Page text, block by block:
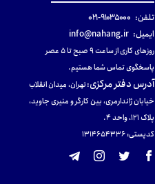
تلفن: ۹۱۰۳۵۰۰۰-۰۲۱
ایمیل: info@nahang.ir
روزهای کاری از ساعت ۹ صبح تا ۵ عصر
پاسخگوی تماس شما هستیم.
آدرس دفتر مرکزی:تهران، میدان انقلاب
خیابان ژاندارمری، بین کارگر و منیری جاوید،
پلاک 121، واحد ۴.
کدپستی: 131465433۶